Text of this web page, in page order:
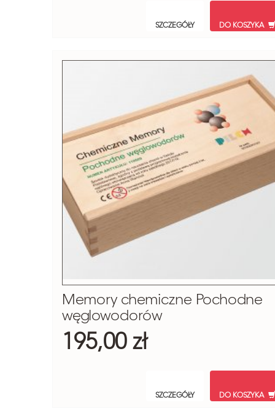
SZCZEGÓŁY DO KOSZYKA
Memory chemiczne Pochodne
węglowodorów
195,00 zł
SZCZEGÓŁY DO KOSZYKA